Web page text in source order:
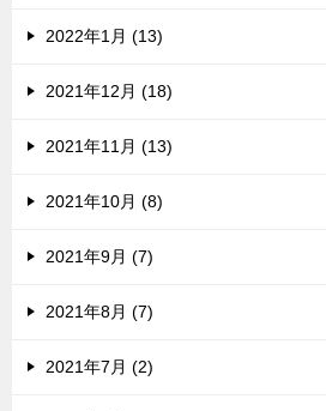
2022年1月 (13)
2021年12月 (18)
2021年11月 (13)
2021年10月 (8)
2021年9月 (7)
2021年8月 (7)
2021年7月 (2)